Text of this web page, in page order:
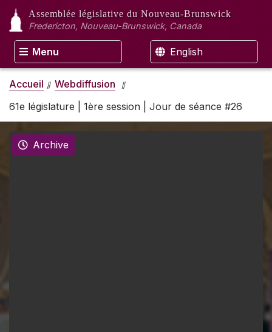
Assemblée législative du Nouveau-Brunswick
Fredericton, Nouveau-Brunswick, Canada
Menu English
Accueil
Webdiffusion
61e législature | 1ère session | Jour de séance #26
Archive